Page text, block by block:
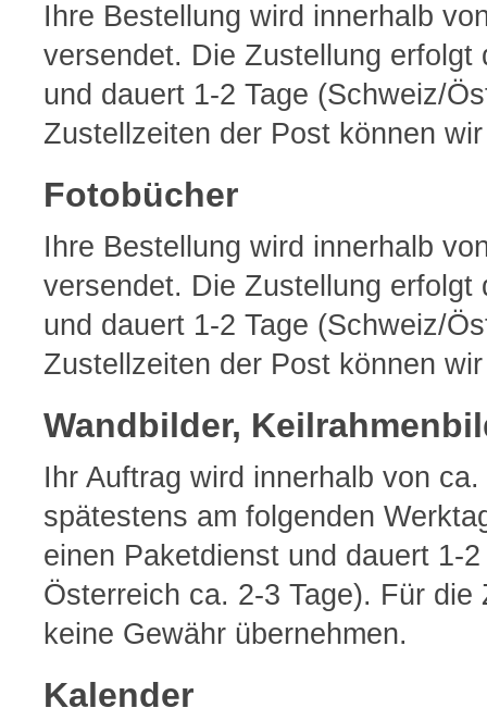
Ihre Bestellung wird innerhalb
versendet. Die Zustellung
und dauert 1-2 Tage (Schweiz/
Zustellzeiten der Post können
Fotobücher
Ihre Bestellung wird innerhalb
versendet. Die Zustellung
und dauert 1-2 Tage (Schweiz/
Zustellzeiten der Post können
Wandbilder,
Ihr Auftrag wird innerhalb von
spätestens am folgenden
einen Paketdienst und dauert 1-
Österreich ca. 2-3 Tage). Für
keine Gewähr übernehmen.
Kalender